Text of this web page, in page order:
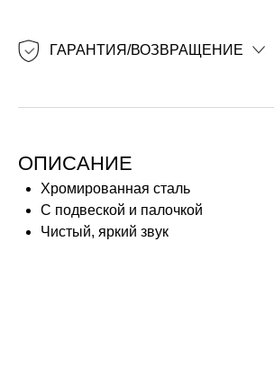
ГАРАНТИЯ/ВОЗВРАЩЕНИЕ
ОПИСАНИЕ
Хромированная сталь
С подвеской и палочкой
Чистый, яркий звук